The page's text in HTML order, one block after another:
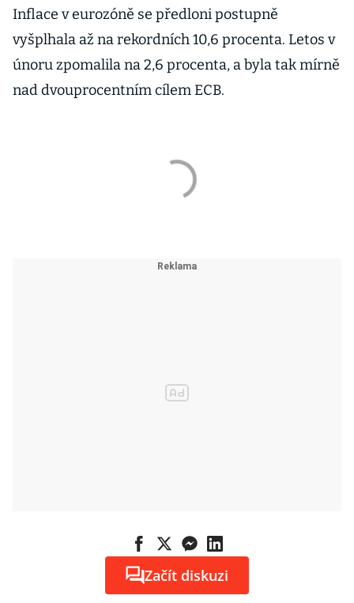
Inflace v eurozóně se předloni postupně
vyšplhala až na rekordních 10,6 procenta. Letos v
únoru zpomalila na 2,6 procenta, a byla tak mírně
nad dvouprocentním cílem ECB.
Začít diskuzi